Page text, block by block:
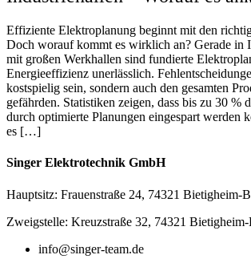
Effiziente Elektroplanung beginnt mit den
Doch worauf kommt es wirklich an? Gerade in
mit großen Werkhallen sind fundierte
Energieeffizienz unerlässlich.
kostspielig sein, sondern auch den gesamten
gefährden. Statistiken zeigen, dass bis zu 30 %
durch optimierte Planungen eingespart werden
es […]
Singer Elektrotechnik GmbH
Hauptsitz: Frauenstraße 24, 74321 Bietigheim-
Zweigstelle: Kreuzstraße 32, 74321 Bietigheim-
info@singer-team.de